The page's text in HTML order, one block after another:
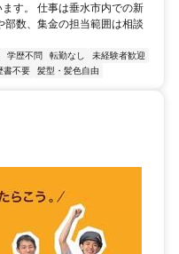
す。 仕事は垂水市内での新
部数、集金の担当範囲は相談
学歴不問 転勤なし
未経験者歓迎
書不要 髪型・髪色自由